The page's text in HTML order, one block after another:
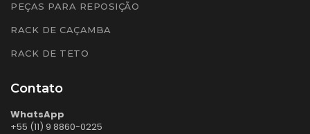
PEÇAS PARA REPOSIÇÃO
RACK DE CAÇAMBA
RACK DE TETO
Contato
WhatsApp
+55 (11) 9 8860-0225